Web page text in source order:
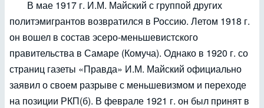
В мае 1917 г. И.М. Майский с группой других
политэмигрантов возвратился в Россию. Летом 1918 г.
он вошел в состав эсеро-меньшевистского
правительства в Самаре (Комуча). Однако в 1920 г. со
страниц газеты «Правда» И.М. Майский официально
заявил о своем разрыве с меньшевизмом и переходе
на позиции РКП(б). В феврале 1921 г. он был принят в